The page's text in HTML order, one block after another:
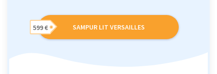
SAMPUR LIT VERSAILLES
599 €